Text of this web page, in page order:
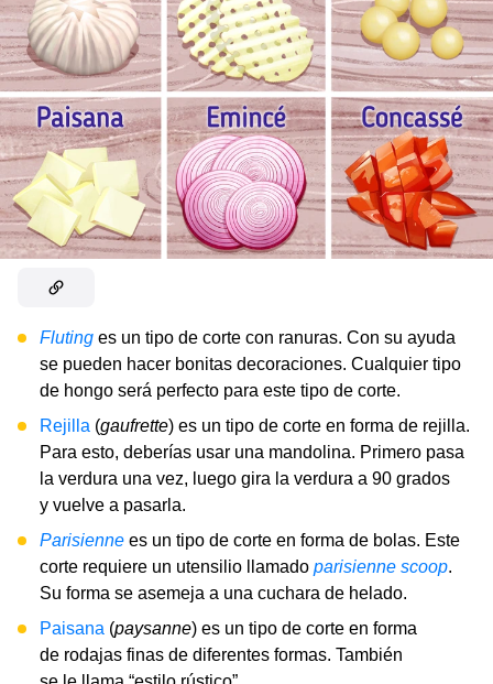
Fluting es un tipo de corte con ranuras. Con su ayuda
se pueden hacer bonitas decoraciones. Cualquier tipo
de hongo será perfecto para este tipo de corte.
Rejilla (gaufrette) es un tipo de corte en forma de rejilla.
Para esto, deberías usar una mandolina. Primero pasa
la verdura una vez, luego gira la verdura a 90 grados
y vuelve a pasarla.
Parisienne es un tipo de corte en forma de bolas. Este
corte requiere un utensilio llamado parisienne scoop.
Su forma se asemeja a una cuchara de helado.
Paisana (paysanne) es un tipo de corte en forma
de rodajas finas de diferentes formas. También